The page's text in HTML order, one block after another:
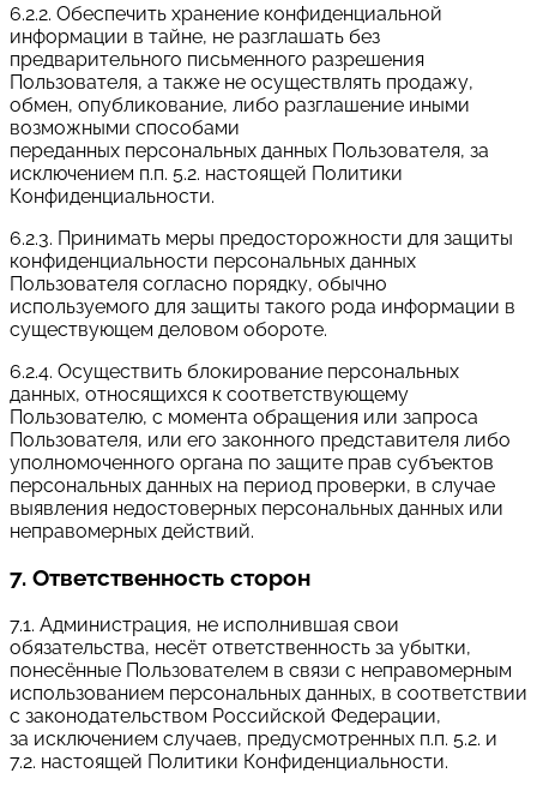
6.2.2. Обеспечить хранение конфиденциальной
информации в тайне, не разглашать без
предварительного письменного разрешения
Пользователя, а также не осуществлять продажу,
обмен, опубликование, либо разглашение иными
возможными способами
переданных персональных данных Пользователя, за
исключением п.п. 5.2. настоящей Политики
Конфиденциальности.
6.2.3. Принимать меры предосторожности для защиты
конфиденциальности персональных данных
Пользователя согласно порядку, обычно
используемого для защиты такого рода информации в
существующем деловом обороте.
6.2.4. Осуществить блокирование персональных
данных, относящихся к соответствующему
Пользователю, с момента обращения или запроса
Пользователя, или его законного представителя либо
уполномоченного органа по защите прав субъектов
персональных данных на период проверки, в случае
выявления недостоверных персональных данных или
неправомерных действий.
7. Ответственность сторон
7.1. Администрация, не исполнившая свои
обязательства, несёт ответственность за убытки,
понесённые Пользователем в связи с неправомерным
использованием персональных данных, в соответствии
с законодательством Российской Федерации,
за исключением случаев, предусмотренных п.п. 5.2. и
7.2. настоящей Политики Конфиденциальности.